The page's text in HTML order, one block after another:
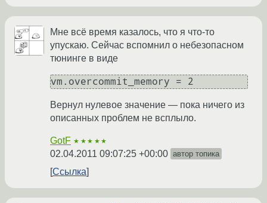
Мне всё время казалось, что я что-то
упускаю. Сейчас вспомнил о небезопасном
тюнинге в виде
vm.overcommit_memory = 2
Вернул нулевое значение — пока ничего из
описанных проблем не всплыло.
GotF ★★★★★
02.04.2011 09:07:25 +00:00 автор топика
Ссылка